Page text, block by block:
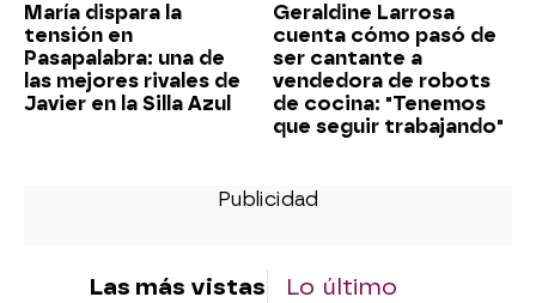
María dispara la
tensión en
Pasapalabra: una de
las mejores rivales de
Javier en la Silla Azul
Geraldine Larrosa
cuenta cómo pasó de
ser cantante a
vendedora de robots
de cocina: "Tenemos
que seguir trabajando"
Las más vistas Lo último